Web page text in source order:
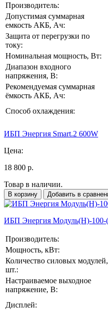
Производитель:
Допустимая суммарная
емкость АКБ, Ач:
Защита от перегрузки по
току:
Номинальная мощность, Вт:
Диапазон входного
напряжения, В:
Рекомендуемая суммарная
ёмкость АКБ, Ач:
Способ охлаждения:
ИБП Энергия Smart.2 600W
Цена:
18 800 р.
Товар в наличии.
В корзину Добавить в
ИБП Энергия Модуль(H)-100-
Производитель:
Мощность, кВт:
Количество силовых модулей,
шт.:
Настраиваемое выходное
напряжение, В:
Дисплей: